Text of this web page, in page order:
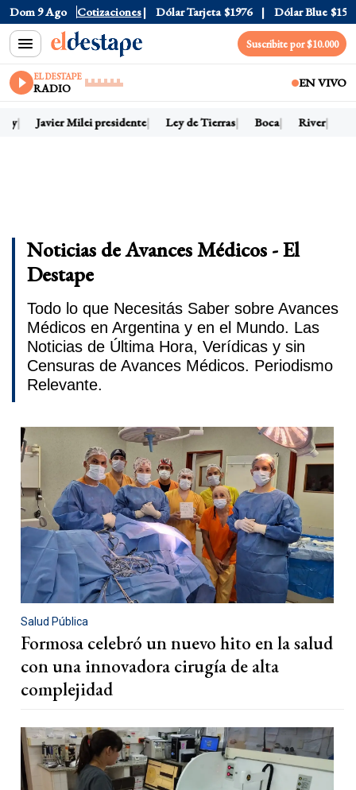
Dom 9 Ago Cotizaciones
Dólar Oficial $1520 Dólar Tarjeta $1976 Dólar Blue $1525
Suscribite por $10.000
EL DESTAPE
RADIO EN VIVO
Javier Milei presidente Ley de Tierras Boca River
Noticias de Avances Médicos - El
Destape
Todo lo que Necesitás Saber sobre Avances
Médicos en Argentina y en el Mundo. Las
Noticias de Última Hora, Verídicas y sin
Censuras de Avances Médicos. Periodismo
Relevante.
Salud Pública
Formosa celebró un nuevo hito en la salud
con una innovadora cirugía de alta
complejidad